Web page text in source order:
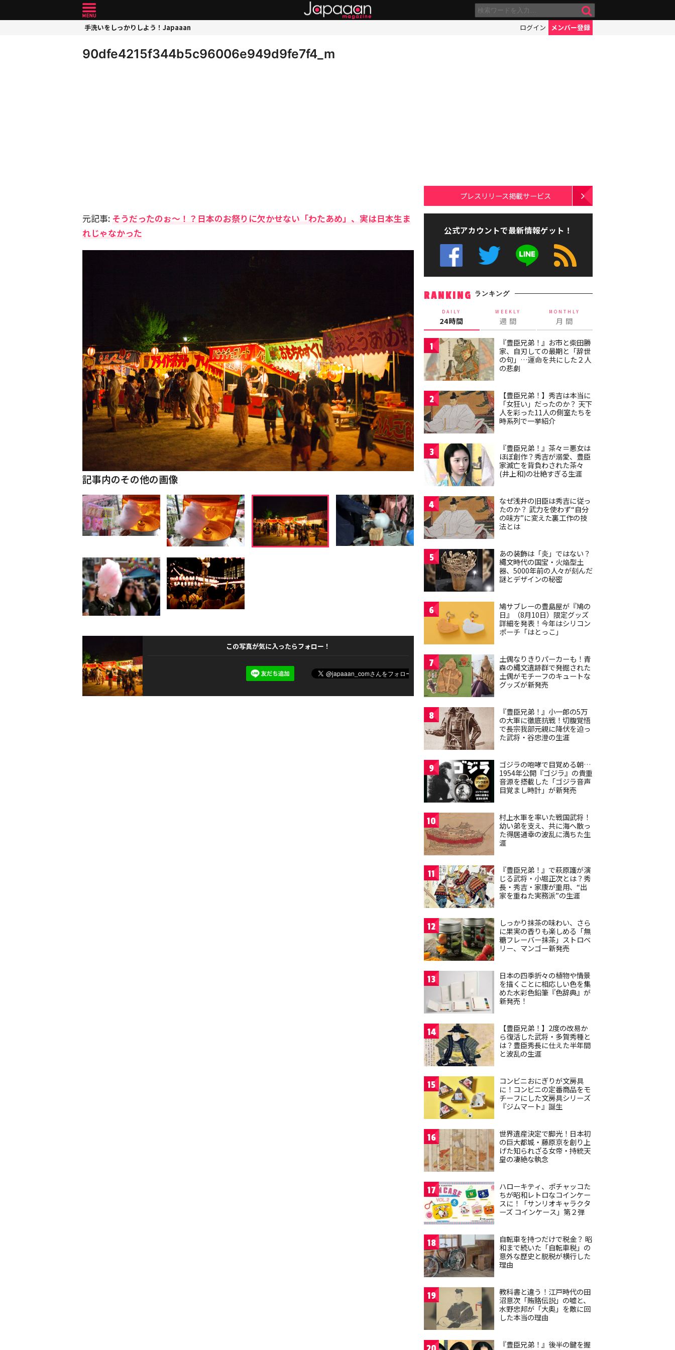
手洗いをしっかりしよう！Japaaan ログイン メンバー登録
90dfe4215f344b5c96006e949d9fe7f4_m
元記事: そうだったのぉ〜！？日本のお祭りに欠かせない「わたあめ」、実は日本生ま
れじゃなかった
記事内のその他の画像
この写真が気に入ったらフォロー！
プレスリリース掲載サービス
公式アカウントで最新情報ゲット！
RANKING ランキング
DAILY
24時間
WEEKLY
週 間
MONTHLY
月 間
1
『豊臣兄弟！』お市と柴田勝
家、自刃しての最期と「辞世
の句」…運命を共にした２人
の悲劇
2
【豊臣兄弟！】秀吉は本当に
「女狂い」だったのか？ 天下
人を彩った11人の側室たちを
時系列で一挙紹介
3
『豊臣兄弟！』茶々＝悪女は
ほぼ創作？秀吉が溺愛、豊臣
家滅亡を背負わされた茶々
(井上和)の壮絶すぎる生涯
4
なぜ浅井の旧臣は秀吉に従っ
たのか？ 武力を使わず“自分
の味方”に変えた裏工作の技
法とは
5
あの装飾は「炎」ではない？
縄文時代の国宝・火焔型土
器、5000年前の人々が刻んだ
謎とデザインの秘密
6
鳩サブレーの豊島屋が『鳩の
日』（8月10日）限定グッズ
詳細を発表！今年はシリコン
ポーチ「はとっこ」
7
土偶なりきりパーカーも！青
森の縄文遺跡群で発掘された
土偶がモチーフのキュートな
グッズが新発売
8
『豊臣兄弟！』小一郎の5万
の大軍に徹底抗戦！切腹覚悟
で長宗我部元親に降伏を迫っ
た武将・谷忠澄の生涯
9
ゴジラの咆哮で目覚める朝…
1954年公開『ゴジラ』の貴重
音源を搭載した「ゴジラ音声
目覚まし時計」が新発売
10
村上水軍を率いた戦国武将！
幼い弟を支え、共に海へ散っ
た得居通幸の波乱に満ちた生
涯
11
『豊臣兄弟！』で萩原護が演
じる武将・小堀正次とは？秀
長・秀吉・家康が重用、“出
家を重ねた実務派”の生涯
12
しっかり抹茶の味わい、さら
に果実の香りも楽しめる「無
糖フレーバー抹茶」ストロベ
リー、マンゴー新発売
13
日本の四季折々の植物や情景
を描くことに相応しい色を集
めた水彩色鉛筆『色辞典』が
新発売！
14
【豊臣兄弟！】2度の改易か
ら復活した武将・多賀秀種と
は？豊臣秀長に仕えた半年間
と波乱の生涯
15
コンビニおにぎりが文房具
に！コンビニの定番商品をモ
チーフにした文房具シリーズ
『ジムマート』誕生
16
世界遺産決定で脚光！日本初
の巨大都城・藤原京を創り上
げた知られざる女帝・持統天
皇の凄絶な執念
17
ハローキティ、ポチャッコた
ちが昭和レトロなコインケー
スに！「サンリオキャラクタ
ーズ コインケース」第２弾
18
自転車を持つだけで税金？ 昭
和まで続いた「自転車税」の
意外な歴史と脱税が横行した
理由
19
教科書と違う！江戸時代の田
沼意次「賄賂伝説」の嘘と、
水野忠邦が「大奥」を敵に回
した本当の理由
『豊臣兄弟！』後半の鍵を握